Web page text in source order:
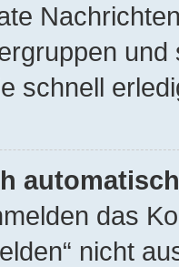
schnell
das
nicht